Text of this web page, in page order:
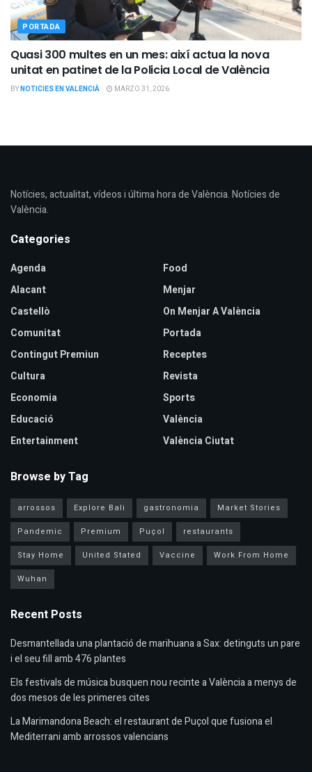
PORTADA
Quasi 300 multes en un mes: així actua la nova
unitat en patinet de la Policia Local de València
BYNOTICIES EN VALENCIÀ MARZO 31, 2026
Notícies, actualitat, vídeos i última hora de València. Notícies de
València.
Categories
Agenda
Alacant
Castellò
Comunitat
Contingut Premiun
Cultura
Economia
Educació
Entertainment
Food
Menjar
On Menjar A València
Portada
Receptes
Revista
Sports
València
València Ciutat
Browse by Tag
arrossos Explore Bali gastronomia
Market Stories
Pandemic
Premium Puçol
restaurants
Stay Home
United Stated Vaccine
Work From Home
Wuhan
Recent Posts
Desmantellada una plantació de marihuana a Sax: detinguts un pare
i el seu fill amb 476 plantes
Els festivals de música busquen nou recinte a València a menys de
dos mesos de les primeres cites
La Marimandona Beach: el restaurant de Puçol que fusiona el
Mediterrani amb arrossos valencians